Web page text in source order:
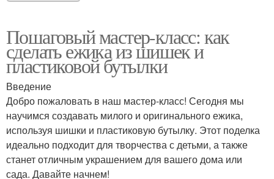
Пошаговый мастер-класс: как
сделать ежика из шишек и
пластиковой бутылки
Введение
Добро пожаловать в наш мастер-класс! Сегодня мы
научимся создавать милого и оригинального ежика,
используя шишки и пластиковую бутылку. Этот поделка
идеально подходит для творчества с детьми, а также
станет отличным украшением для вашего дома или
сада. Давайте начнем!